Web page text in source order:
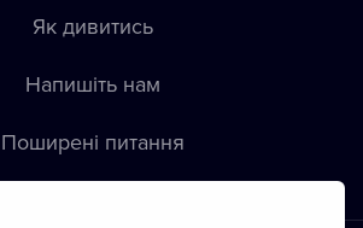
Як дивитись
Напишіть нам
Пoширені питання